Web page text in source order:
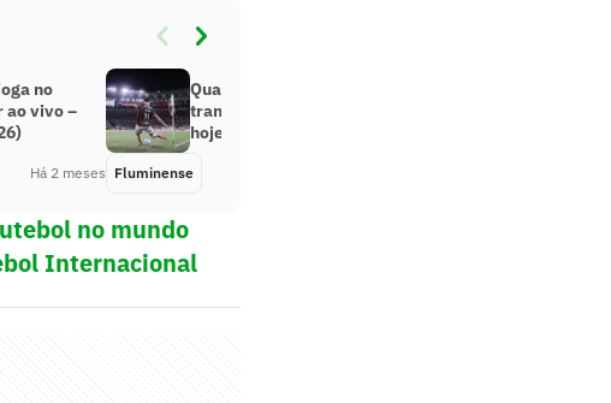
no
ao vivo –
Há 2 meses
Qual é o único canal que vai
transmitir o jogo do Fluminense
hoje?
Fluminense
no mundo
Internacional